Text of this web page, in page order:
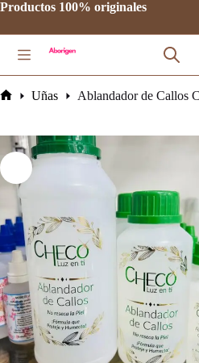
Saltar
contenido
Productos 100% originales
Uñas Ablandador de Callos